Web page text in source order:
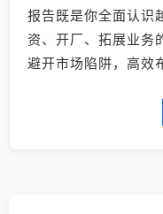
报告既是你全面认识
资、开厂、拓展业务
避开市场陷阱，高效